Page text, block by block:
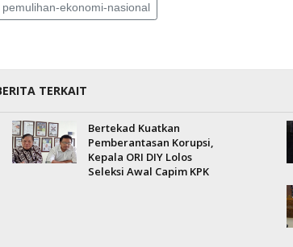
pemulihan-ekonomi-nasional
TERKAIT
Bertekad Kuatkan
Pemberantasan Korupsi,
Kepala ORI DIY Lolos
Seleksi Awal Capim KPK